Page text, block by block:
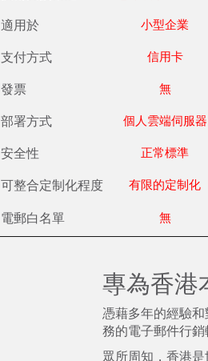
適用於 小型企業
支付方式 信用卡
發票 無
部署方式 個人雲端伺服器
安全性 正常標準
可整合定制化程度 有限的定制化
電郵白名單 無
專為香港
憑藉多年的經驗
務的電子郵件行銷
眾所周知，香港